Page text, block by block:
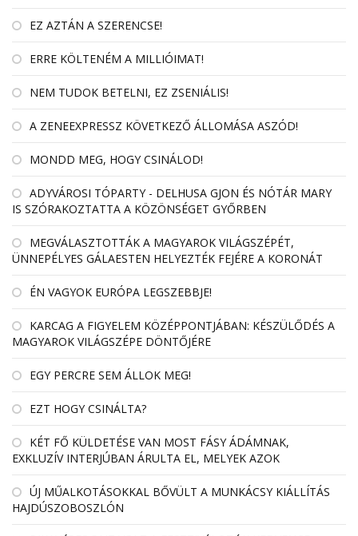
EZ AZTÁN A SZERENCSE!
ERRE KÖLTENÉM A MILLIÓIMAT!
NEM TUDOK BETELNI, EZ ZSENIÁLIS!
A ZENEEXPRESSZ KÖVETKEZŐ ÁLLOMÁSA ASZÓD!
MONDD MEG, HOGY CSINÁLOD!
ADYVÁROSI TÓPARTY - DELHUSA GJON ÉS NÓTÁR MARY
IS SZÓRAKOZTATTA A KÖZÖNSÉGET GYŐRBEN
MEGVÁLASZTOTTÁK A MAGYAROK VILÁGSZÉPÉT,
ÜNNEPÉLYES GÁLAESTEN HELYEZTÉK FEJÉRE A KORONÁT
ÉN VAGYOK EURÓPA LEGSZEBBJE!
KARCAG A FIGYELEM KÖZÉPPONTJÁBAN: KÉSZÜLŐDÉS A
MAGYAROK VILÁGSZÉPE DÖNTŐJÉRE
EGY PERCRE SEM ÁLLOK MEG!
EZT HOGY CSINÁLTA?
KÉT FŐ KÜLDETÉSE VAN MOST FÁSY ÁDÁMNAK,
EXKLUZÍV INTERJÚBAN ÁRULTA EL, MELYEK AZOK
ÚJ MŰALKOTÁSOKKAL BŐVÜLT A MUNKÁCSY KIÁLLÍTÁS
HAJDÚSZOBOSZLÓN